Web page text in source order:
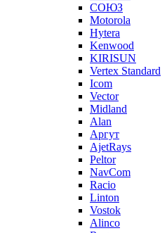
СОЮЗ
Motorola
Hytera
Kenwood
KIRISUN
Vertex Standard
Icom
Vector
Midland
Alan
Аргут
AjetRays
Peltor
NavCom
Racio
Linton
Vostok
Alinco